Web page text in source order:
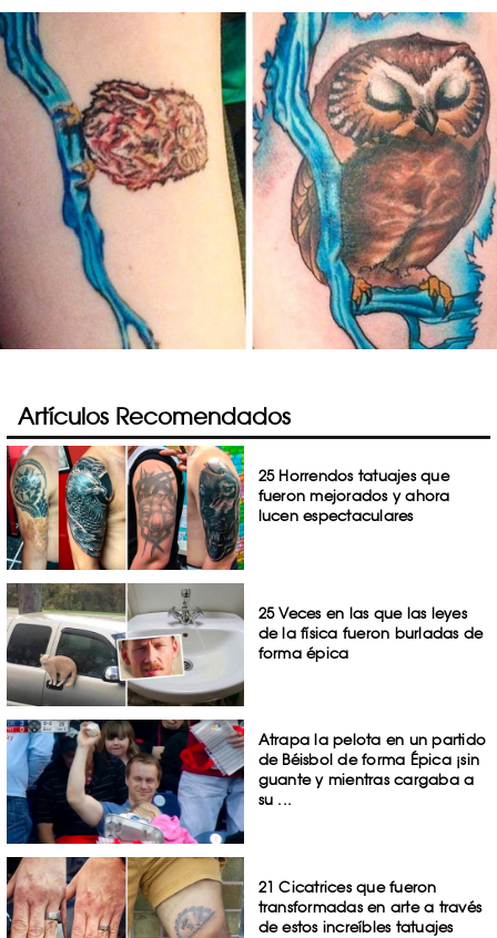
Artículos Recomendados
25 Horrendos tatuajes que
fueron mejorados y ahora
lucen espectaculares
25 Veces en las que las leyes
de la física fueron burladas de
forma épica
Atrapa la pelota en un partido
de Béisbol de forma Épica ¡sin
guante y mientras cargaba a
su ...
21 Cicatrices que fueron
transformadas en arte a través
de estos increíbles tatuajes